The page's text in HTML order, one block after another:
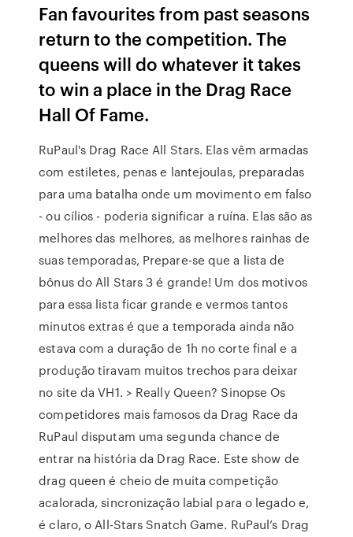
Fan favourites from past seasons
return to the competition. The
queens will do whatever it takes
to win a place in the Drag Race
Hall Of Fame.
RuPaul's Drag Race All Stars. Elas vêm armadas
com estiletes, penas e lantejoulas, preparadas
para uma batalha onde um movimento em falso
- ou cílios - poderia significar a ruína. Elas são as
melhores das melhores, as melhores rainhas de
suas temporadas, Prepare-se que a lista de
bônus do All Stars 3 é grande! Um dos motivos
para essa lista ficar grande e vermos tantos
minutos extras é que a temporada ainda não
estava com a duração de 1h no corte final e a
produção tiravam muitos trechos para deixar
no site da VH1. > Really Queen? Sinopse Os
competidores mais famosos da Drag Race da
RuPaul disputam uma segunda chance de
entrar na história da Drag Race. Este show de
drag queen é cheio de muita competição
acalorada, sincronização labial para o legado e,
é claro, o All-Stars Snatch Game. RuPaul’s Drag